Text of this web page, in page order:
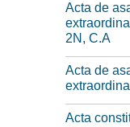
Acta de
2N, C.A
Acta de
Acta